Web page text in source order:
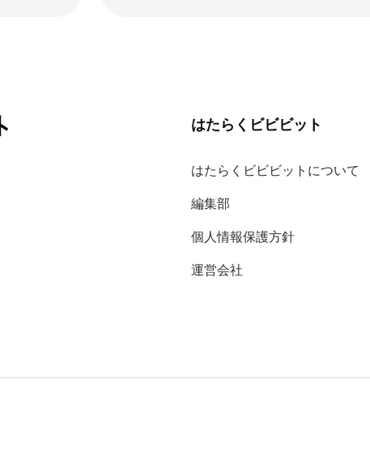
はたらくビビビット
はたらくビビビットについて
編集部
個人情報保護方針
運営会社